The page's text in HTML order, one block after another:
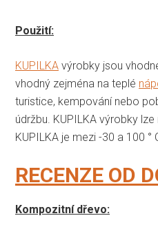
Použití:
KUPILKA výrobky jsou
vhodný zejména na teplé
turistice, kempování nebo
údržbu. KUPILKA výrobky
KUPILKA je mezi -30 a 100 °
RECENZE OD
Kompozitní dřevo: